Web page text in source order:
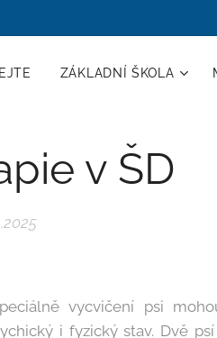
ZÁKLADNÍ ŠKOLA
v ŠD
vycvičení psi
i fyzický stav. Dvě